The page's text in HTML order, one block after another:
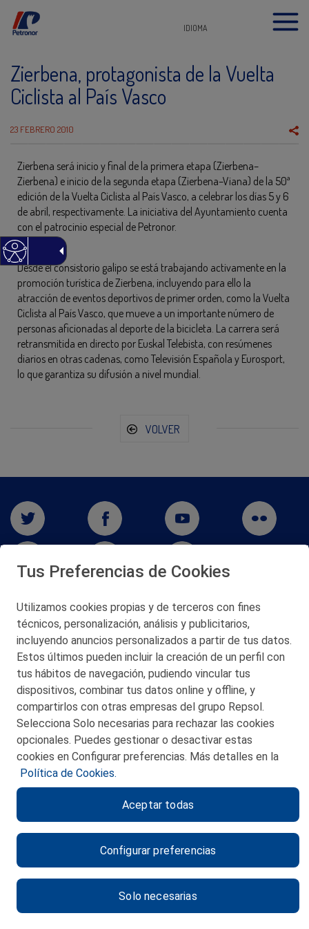
IDIOMA
Zierbena, protagonista de la Vuelta
Ciclista al País Vasco
23 FEBRERO 2010
Zierbena será inicio y final de la primera etapa (Zierbena–
Zierbena) e inicio de la segunda etapa (Zierbena–Viana) de la 50ª
edición de la Vuelta Ciclista al País Vasco, a celebrar los días 5 y 6
de abril, respectivamente. La iniciativa del Ayuntamiento cuenta
con el patrocinio especial de Petronor.
Desde el consistorio galipo se está trabajando activamente en la
promoción turística de Zierbena, incluyendo para ello la
atracción de eventos deportivos de primer orden, como la Vuelta
Ciclista al País Vasco, que mueve a un importante número de
personas aficionadas al deporte de la bicicleta. La carrera será
retransmitida en directo por Euskal Telebista, con resúmenes
diarios en otras cadenas, como Televisión Española y Eurosport,
lo que garantiza su difusión a nivel mundial.
VOLVER
San Martín 5-Edificio Muñatones,
48550 Muskiz (Bizkaia)
Telf. 946 357 000
© 2026 Petronor S.A.
CONTACTO
POLITICA DE PRIVACIDAD
AVISO LEGAL
POLITICA DE COOKIES
Tus Preferencias de Cookies
Utilizamos cookies propias y de terceros con fines
técnicos, personalización, análisis y publicitarios,
incluyendo anuncios personalizados a partir de tus datos.
Estos últimos pueden incluir la creación de un perfil con
tus hábitos de navegación, pudiendo vincular tus
dispositivos, combinar tus datos online y offline, y
compartirlos con otras empresas del grupo Repsol.
Selecciona Solo necesarias para rechazar las cookies
opcionales. Puedes gestionar o desactivar estas
cookies en Configurar preferencias. Más detalles en la
Política de Cookies.
Configurar preferencias
Solo necesarias
Aceptar todas